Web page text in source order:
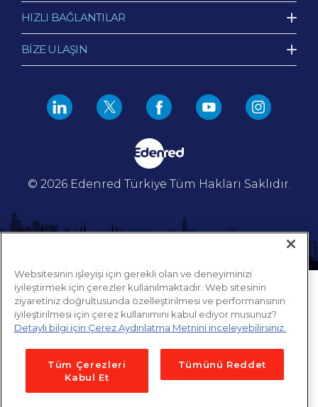
© 2026 Edenred Türkiye Tüm Hakları Saklıdır.
HIZLI BAĞLANTILAR
BİZE ULAŞIN
Websitesinin işleyişi için gerekli olan ve deneyiminizi
iyileştirmek için çerezler kullanılmaktadır. Web sitesinin
ziyaretiniz doğrultusunda özelleştirilmesi ve performansının
iyileştirilmesi için çerez kullanımını kabul ediyor musunuz?
Detaylı bilgi için Çerez Aydınlatma Metnini inceleyebilirsiniz.
Tüm Çerezleri
Kabul Et
Tümünü Reddet